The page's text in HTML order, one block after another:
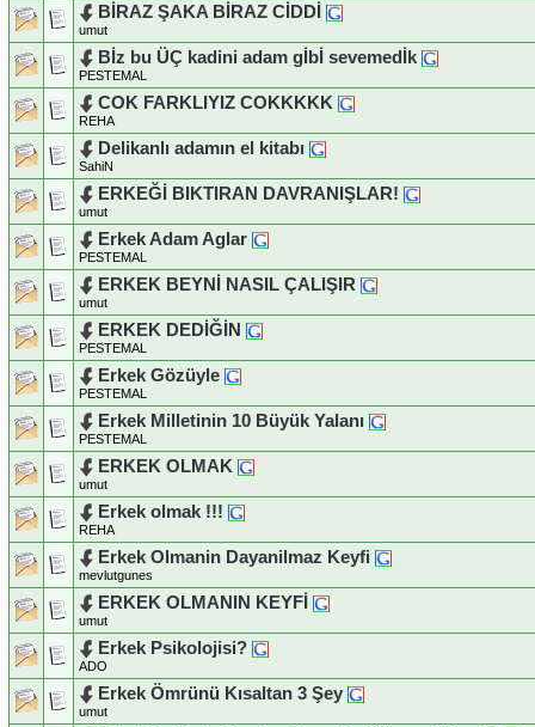
BİRAZ ŞAKA BİRAZ CİDDİ
umut
Bİz bu ÜÇ kadini adam gİbİ sevemedİk
PESTEMAL
COK FARKLIYIZ COKKKKK
REHA
Delikanlı adamın el kitabı
SahiN
ERKEĞİ BIKTIRAN DAVRANIŞLAR!
umut
Erkek Adam Aglar
PESTEMAL
ERKEK BEYNİ NASIL ÇALIŞIR
umut
ERKEK DEDİĞİN
PESTEMAL
Erkek Gözüyle
PESTEMAL
Erkek Milletinin 10 Büyük Yalanı
PESTEMAL
ERKEK OLMAK
umut
Erkek olmak !!!
REHA
Erkek Olmanin Dayanilmaz Keyfi
mevlutgunes
ERKEK OLMANIN KEYFİ
umut
Erkek Psikolojisi?
ADO
Erkek Ömrünü Kısaltan 3 Şey
umut